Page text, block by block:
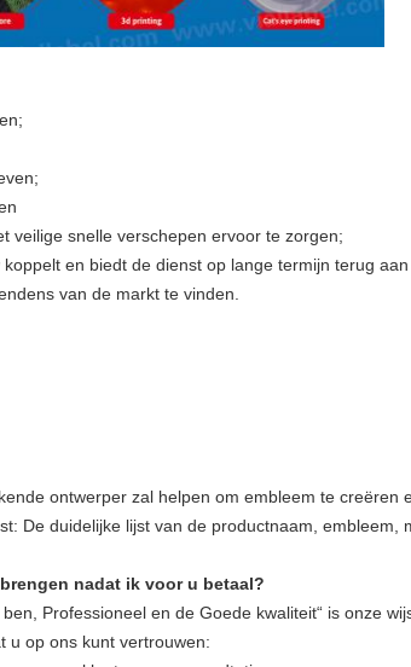
veilige snelle verschepen ervoor te zorgen;
en biedt de dienst op lange termijn terug aan
van de markt te vinden.
ontwerper zal helpen om embleem te creëren
De duidelijke lijst van de productnaam, embleem,
nadat ik voor u betaal?
Professioneel en de Goede kwaliteit“ is onze
u op ons kunt vertrouwen: